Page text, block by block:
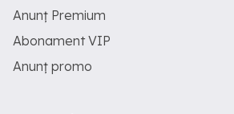
Anunț Premium
Abonament VIP
Anunț promo